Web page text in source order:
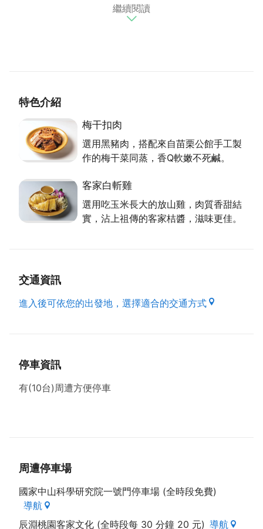
老宅再現風華，老闆娘與先生投入許多心力，自己補土
粉刷，加上親友大力支持，贊助傳統農具、典雅的紅眠
老闆娘為在地龍潭人，家中務農，創立老頭擺客家菜，
除了空間懷舊，料理也遵循古法，老頭擺道地客家菜，
如梅干扣肉，以黑豬肉，加上苗栗公館農家手工製作的
梅干菜一起蒸2小時，香Q軟嫩，又不會太鹹。客家小
炒使用大溪豆干， 走傳統路線，不加芹菜，年輕人也
很喜歡。而吃玉米長大的放山雞，料理出客家白斬雞，
肉質香甜結實，不會鬆垮垮，沾上祖傳的客家桔醬，滋
味更佳，非常熱銷。為了讓牙齒不好的長輩享用美食，
養，桃園只有這裡吃得到，是高人氣美食。
立足傳統，創造無限
料理，重溫傳統生活之外，也希望能與年輕團隊們，繼
米食系列，甚至是伴手禮，往無限可能性前進。
繼續閱讀
特色介紹
梅干扣肉
選用黑豬肉，搭配來自苗栗公館手工製
作的梅干菜同蒸，香Q軟嫩不死鹹。
客家白斬雞
選用吃玉米長大的放山雞，肉質香甜結
實，沾上祖傳的客家桔醬，滋味更佳。
交通資訊
進入後可依您的出發地，選擇適合的交通方式
停車資訊
有(10台)周遭方便停車
周遭停車場
國家中山科學研究院一號門停車場 (全時段免費)
導航
辰淵桃園客家文化 (全時段每 30 分鐘 20 元) 導航